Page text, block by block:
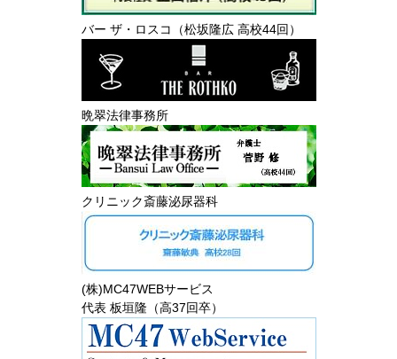
バー ザ・ロスコ（松坂隆広 高校44回）
晩翠法律事務所
クリニック斎藤泌尿器科
(株)MC47WEBサービス
代表 板垣隆（高37回卒）